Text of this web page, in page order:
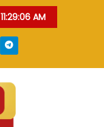
11:29:07 AM